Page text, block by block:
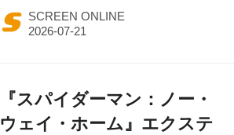
SCREEN ONLINE
『スパイダーマン：ノー・
ウェイ・ホーム』エクステ